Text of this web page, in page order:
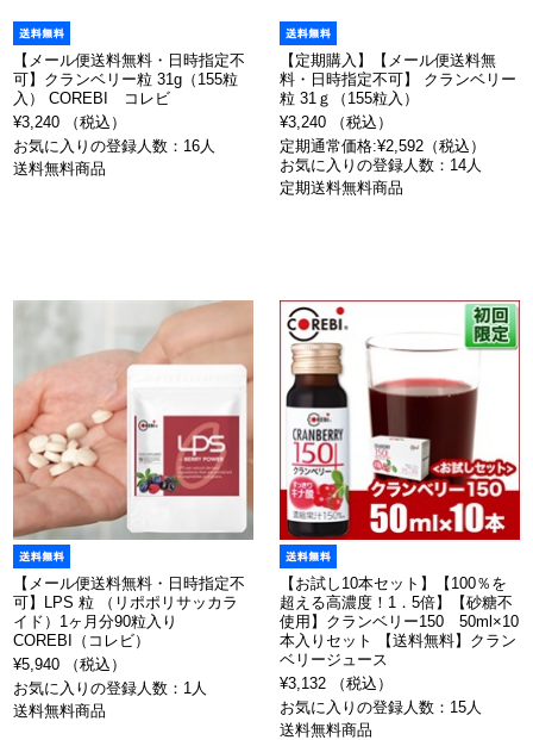
【メール便送料無料・日時指定不
可】クランベリー粒 31g（155粒
入） COREBI コレビ
¥3,240 （税込）
お気に入りの登録人数：16人
送料無料商品
【定期購入】【メール便送料無
料・日時指定不可】 クランベリー
粒 31ｇ（155粒入）
¥3,240 （税込）
定期通常価格:¥2,592（税込）
お気に入りの登録人数：14人
定期送料無料商品
【メール便送料無料・日時指定不
可】LPS 粒 （リポポリサッカラ
イド）1ヶ月分90粒入り
COREBI（コレビ）
¥5,940 （税込）
お気に入りの登録人数：1人
送料無料商品
【お試し10本セット】【100％を
超える高濃度！1．5倍】【砂糖不
使用】クランベリー150 50ml×10
本入りセット 【送料無料】クラン
ベリージュース
¥3,132 （税込）
お気に入りの登録人数：15人
送料無料商品